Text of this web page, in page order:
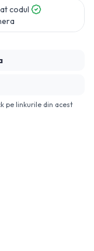
pe linkurile din acest
codul